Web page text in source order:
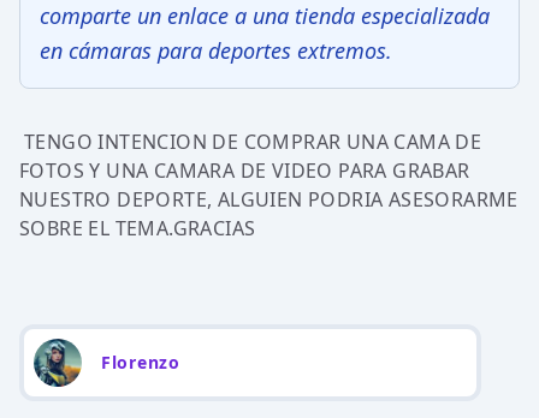
comparte un enlace a una tienda especializada
en cámaras para deportes extremos.
TENGO INTENCION DE COMPRAR UNA CAMA DE
FOTOS Y UNA CAMARA DE VIDEO PARA GRABAR
NUESTRO DEPORTE, ALGUIEN PODRIA ASESORARME
SOBRE EL TEMA.GRACIAS
Florenzo